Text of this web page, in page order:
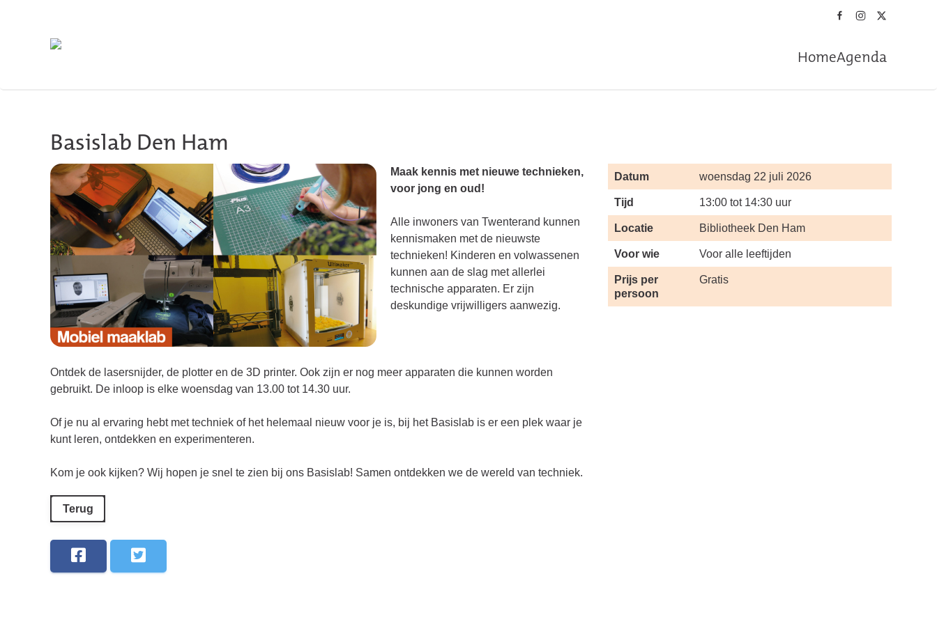
Skip to main content
HomeAgenda
Basislab Den Ham
Maak kennis met nieuwe technieken,
voor jong en oud!
Alle inwoners van Twenterand kunnen
kennismaken met de nieuwste
technieken! Kinderen en volwassenen
kunnen aan de slag met allerlei
technische apparaten. Er zijn
deskundige vrijwilligers aanwezig.
Ontdek de lasersnijder, de plotter en de 3D printer. Ook zijn er nog meer apparaten die kunnen worden
gebruikt. De inloop is elke woensdag van 13.00 tot 14.30 uur.
Of je nu al ervaring hebt met techniek of het helemaal nieuw voor je is, bij het Basislab is er een plek waar je
kunt leren, ontdekken en experimenteren.
Kom je ook kijken? Wij hopen je snel te zien bij ons Basislab! Samen ontdekken we de wereld van techniek.
Datum woensdag 22 juli 2026
Tijd 13:00 tot 14:30 uur
Locatie Bibliotheek Den Ham
Voor wie Voor alle leeftijden
Prijs per
persoon
Gratis
Terug